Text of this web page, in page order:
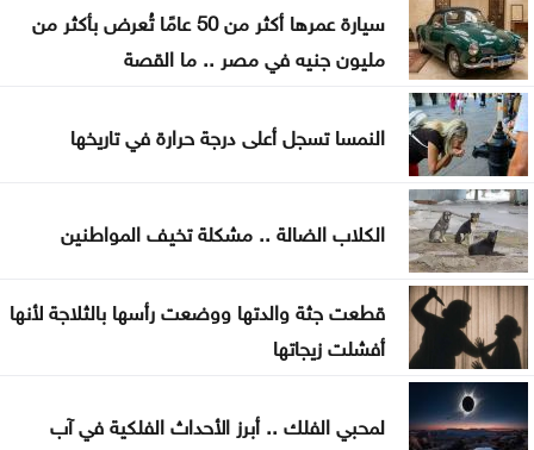
من 87 دينارًا
2000 طن خضار ترد السوق المركزي الخميس
الاحتياطيات الأجنبية ترتفع في الأردن إلى 26.6 مليار
دولار لنهاية تموز
الاحتلال يواصل اقتحام مخيم قلنديا وسط هدم وتشديد
للإجراءات العسكرية
الجيش يعلن فتح باب التجنيد لحملة بكالوريوس الحقوق
والقانون
الذهب يسجل أعلى مستوى له منذ 7 أسابيع
سيارة عمرها أكثر من 50 عامًا تُعرض بأكثر من
مليون جنيه في مصر .. ما القصة
النمسا تسجل أعلى درجة حرارة في تاريخها
الكلاب الضالة .. مشكلة تخيف المواطنين
قطعت جثة والدتها ووضعت رأسها بالثلاجة لأنها
أفشلت زيجاتها
لمحبي الفلك .. أبرز الأحداث الفلكية في آب